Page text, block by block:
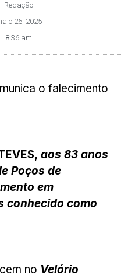
Redação
26, 2025
8:36 am
o falecimento
aos 83 anos
Poços de
em
conhecido como
no Velório